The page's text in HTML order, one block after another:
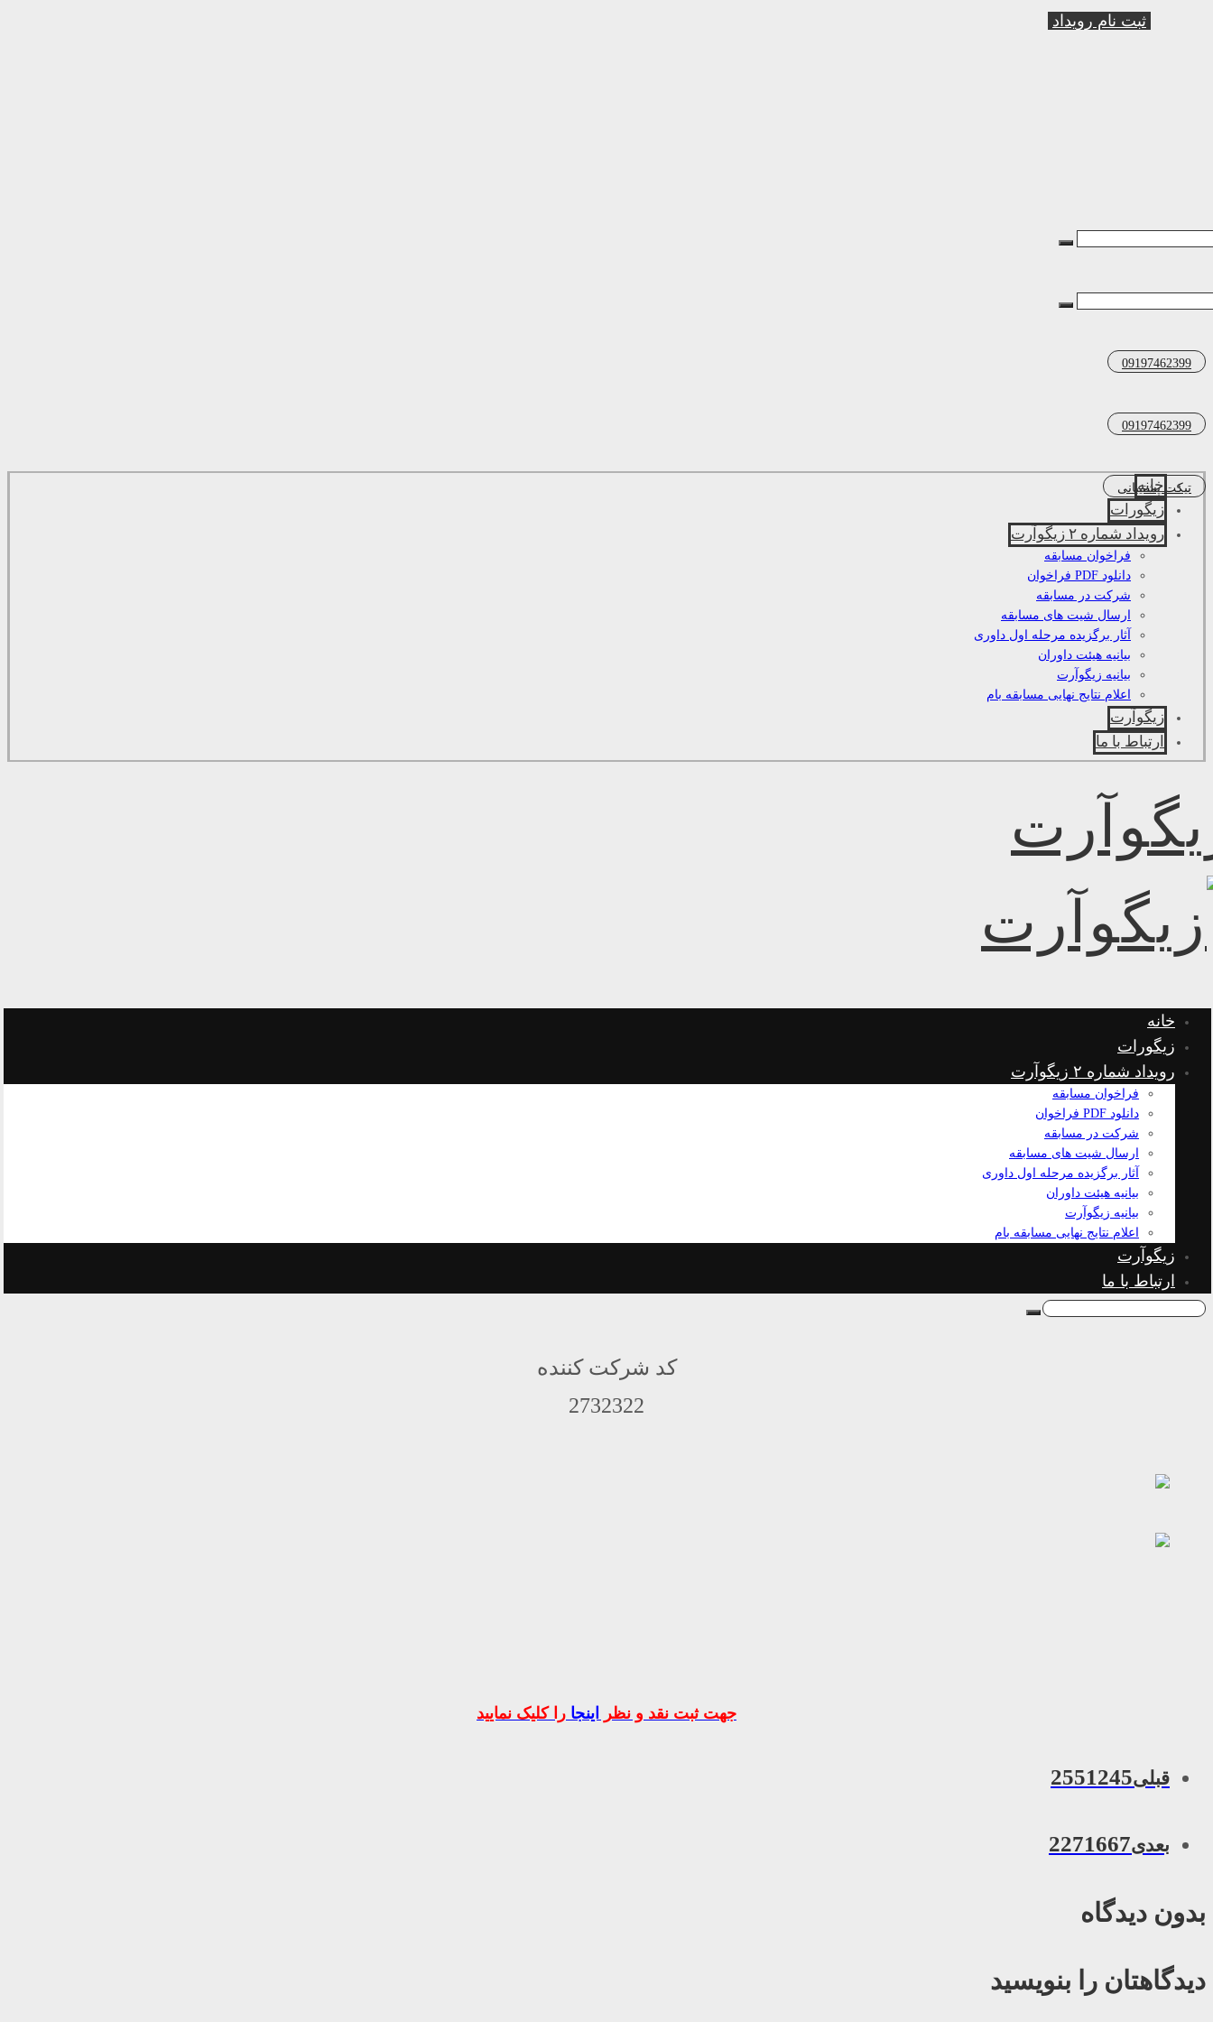
ثبت نام رویداد
09197462399
09197462399
تیکت پشتیبانی
خانه
زیگورات
رویداد شماره ۲ زیگوآرت
فراخوان مسابقه
دانلود PDF فراخوان
شرکت در مسابقه
ارسال شیت های مسابقه
آثار برگزیده مرحله اول داوری
بیانیه هیئت داوران
بیانیه زیگوآرت
اعلام نتایج نهایی مسابقه بام
زیگوآرت
ارتباط با ما
خانه
زیگورات
رویداد شماره ۲ زیگوآرت
فراخوان مسابقه
دانلود PDF فراخوان
شرکت در مسابقه
ارسال شیت های مسابقه
آثار برگزیده مرحله اول داوری
بیانیه هیئت داوران
بیانیه زیگوآرت
اعلام نتایج نهایی مسابقه بام
زیگوآرت
ارتباط با ما
کد شرکت کننده
2732322
جهت ثبت نقد و نظر اینجا را کلیک نمایید
قبلی2551245
بعدی2271667
بدون دیدگاه
دیدگاهتان را بنویسید